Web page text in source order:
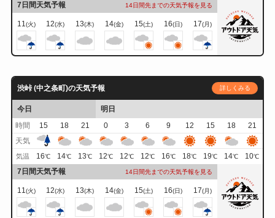
7日間天気予報 14日間先までの天気予報を見る
11(火) 12(水) 13(木) 14(金) 15(土) 16(日) 17(月)
渋峠 (中之条町)の天気予報 詳しくみる
今日
明日
時間
15 18 21 0 3 6 9 12 15 18
21
天気
気温 16℃ 14℃ 13℃ 12℃ 12℃ 12℃ 16℃ 18℃ 19℃ 14℃ 10℃
7日間天気予報 14日間先までの天気予報を見る
11(火) 12(水) 13(木) 14(金) 15(土) 16(日) 17(月)